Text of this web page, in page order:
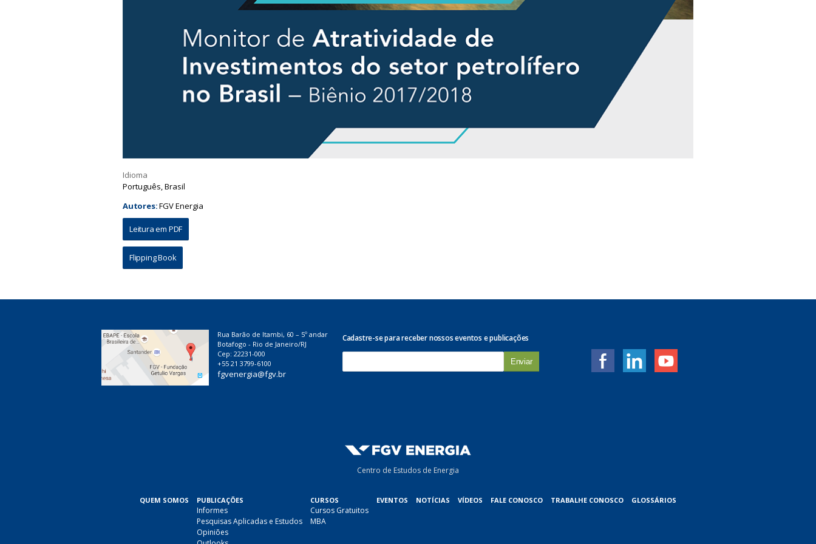
Idioma
Português, Brasil
Autores:FGV Energia
Leitura em PDF
Flipping Book
Rua Barão de Itambi, 60 – 5º andar
Botafogo - Rio de Janeiro/RJ
Cep: 22231-000
+55 21 3799-6100
fgvenergia@fgv.br
Cadastre-se para receber nossos eventos e publicações
-
Centro de Estudos de Energia
QUEM SOMOS PUBLICAÇÕES
Informes
Pesquisas Aplicadas e Estudos
Opiniões
CURSOS
Cursos Gratuitos
MBA
EVENTOS NOTÍCIAS VÍDEOS FALE CONOSCO TRABALHE CONOSCO GLOSSÁRIOS